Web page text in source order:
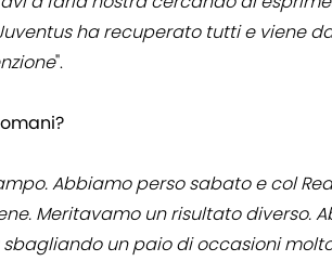
ha recuperato tutti e viene
".
Abbiamo perso sabato e col
Meritavamo un risultato diverso.
un paio di occasioni